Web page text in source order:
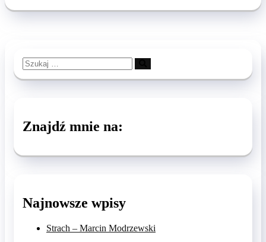
Szukaj
…
Znajdź mnie na:
Najnowsze wpisy
Strach – Marcin Modrzewski